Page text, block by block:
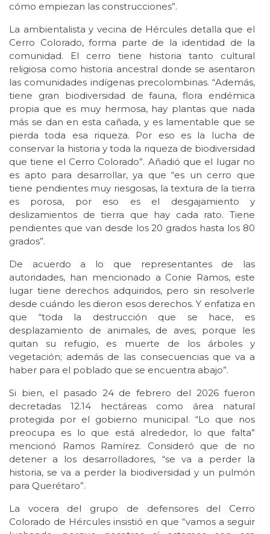
cómo empiezan las construcciones”.
La ambientalista y vecina de Hércules detalla que el
Cerro Colorado, forma parte de la identidad de la
comunidad. El cerro tiene historia tanto cultural
religiosa como historia ancestral donde se asentaron
las comunidades indígenas precolombinas. “Además,
tiene gran biodiversidad de fauna, flora endémica
propia que es muy hermosa, hay plantas que nada
más se dan en esta cañada, y es lamentable que se
pierda toda esa riqueza. Por eso es la lucha de
conservar la historia y toda la riqueza de biodiversidad
que tiene el Cerro Colorado”. Añadió que el lugar no
es apto para desarrollar, ya que “es un cerro que
tiene pendientes muy riesgosas, la textura de la tierra
es porosa, por eso es el desgajamiento y
deslizamientos de tierra que hay cada rato. Tiene
pendientes que van desde los 20 grados hasta los 80
grados”.
De acuerdo a lo que representantes de las
autoridades, han mencionado a Conie Ramos, este
lugar tiene derechos adquiridos, pero sin resolverle
desde cuándo les dieron esos derechos. Y enfatiza en
que “toda la destrucción que se hace, es
desplazamiento de animales, de aves, porque les
quitan su refugio, es muerte de los árboles y
vegetación; además de las consecuencias que va a
haber para el poblado que se encuentra abajo”.
Si bien, el pasado 24 de febrero del 2026 fueron
decretadas 12.14 hectáreas como área natural
protegida por el gobierno municipal. “Lo que nos
preocupa es lo que está alrededor, lo que falta”
mencionó Ramos Ramírez. Consideró que de no
detener a los desarrolladores, “se va a perder la
historia, se va a perder la biodiversidad y un pulmón
para Querétaro”.
La vocera del grupo de defensores del Cerro
Colorado de Hércules insistió en que “vamos a seguir